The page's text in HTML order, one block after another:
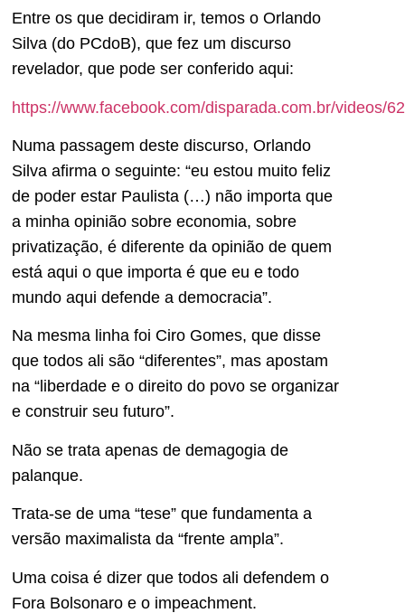
Entre os que decidiram ir, temos o Orlando
Silva (do PCdoB), que fez um discurso
revelador, que pode ser conferido aqui:
https://www.facebook.com/disparada.com.br/videos/
Numa passagem deste discurso, Orlando
Silva afirma o seguinte: “eu estou muito feliz
de poder estar Paulista (…) não importa que
a minha opinião sobre economia, sobre
privatização, é diferente da opinião de quem
está aqui o que importa é que eu e todo
mundo aqui defende a democracia”.
Na mesma linha foi Ciro Gomes, que disse
que todos ali são “diferentes”, mas apostam
na “liberdade e o direito do povo se organizar
e construir seu futuro”.
Não se trata apenas de demagogia de
palanque.
Trata-se de uma “tese” que fundamenta a
versão maximalista da “frente ampla”.
Uma coisa é dizer que todos ali defendem o
Fora Bolsonaro e o impeachment.